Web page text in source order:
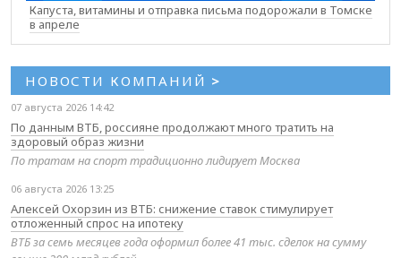
Капуста, витамины и отправка письма подорожали в Томске
в апреле
НОВОСТИ КОМПАНИЙ >
07 августа 2026 14:42
По данным ВТБ, россияне продолжают много тратить на
здоровый образ жизни
По тратам на спорт традиционно лидирует Москва
06 августа 2026 13:25
Алексей Охорзин из ВТБ: снижение ставок стимулирует
отложенный спрос на ипотеку
ВТБ за семь месяцев года оформил более 41 тыс. сделок на сумму